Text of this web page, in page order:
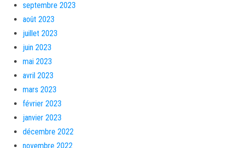
septembre 2023
août 2023
juillet 2023
juin 2023
mai 2023
avril 2023
mars 2023
février 2023
janvier 2023
décembre 2022
novembre 2022